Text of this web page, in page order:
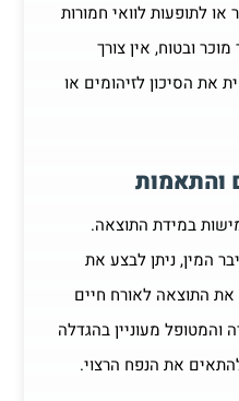
או לתופעות לוואי חמורות
ובטוח, אין צורך
את הסיכון לזיהומים או
במידת התוצאה.
המין, ניתן לבצע את
את התוצאה לאורח חיים
מעוניין בהגדלה
את הנפח הרצוי.